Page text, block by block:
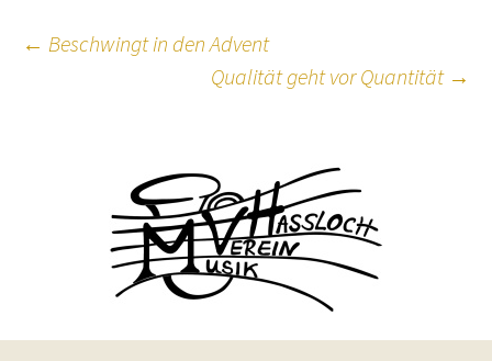
Beitragsnavigation
← Beschwingt in den Advent
Qualität geht vor Quantität →